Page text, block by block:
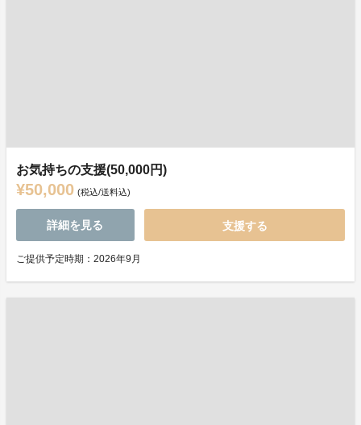
お気持ちの支援(50,000円)
¥50,000 (税込/送料込)
詳細を見る 支援する
ご提供予定時期：2026年9月